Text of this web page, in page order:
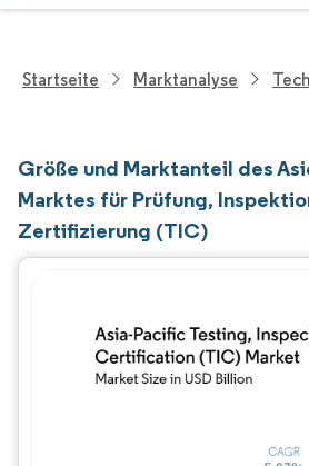
Startseite Marktanalyse
Größe und Marktanteil des
Marktes für Prüfung,
Zertifizierung (TIC)